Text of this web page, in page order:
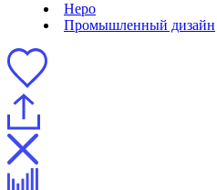
Неро
Промышленный дизайн